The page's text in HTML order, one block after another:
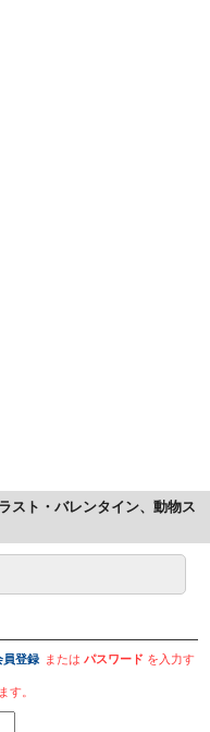
スト・バレンタイン、動物ス
員登録 またはパスワード を入力す
す。